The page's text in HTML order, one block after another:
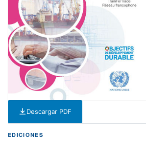
Descargar PDF
— PDF — 4 MB
EDICIONES